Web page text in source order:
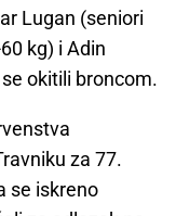
Lugan (seniori
kg) i Adin
okitili broncom.
za 77.
se iskreno